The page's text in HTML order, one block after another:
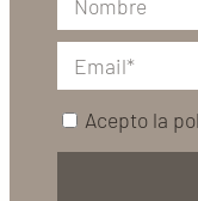
Acepto la